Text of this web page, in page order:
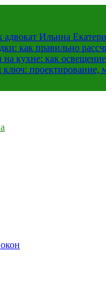
адвокат Ильина
как правильно
на кухне: как
проектирование,